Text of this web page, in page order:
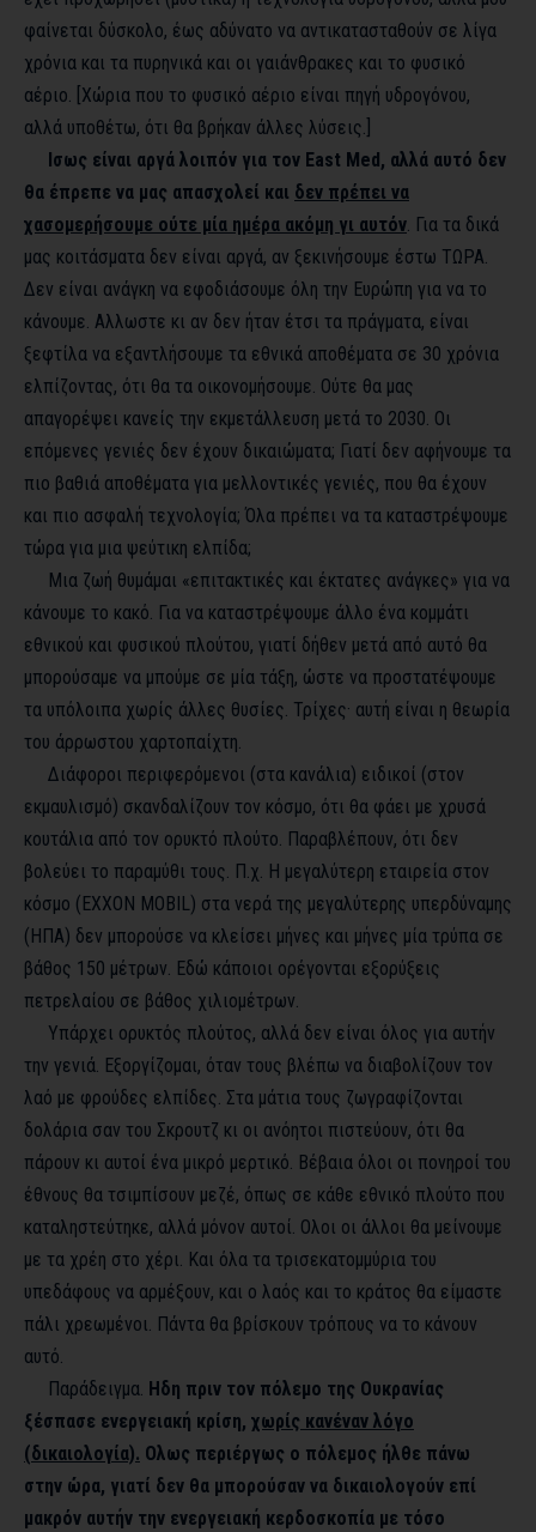
φαίνεται δύσκολο, έως αδύνατο να αντικατασταθούν σε λίγα
χρόνια και τα πυρηνικά και οι γαιάνθρακες και το φυσικό
αέριο. [Χώρια που το φυσικό αέριο είναι πηγή υδρογόνου,
αλλά υποθέτω, ότι θα βρήκαν άλλες λύσεις.]
Ισως είναι αργά λοιπόν για τον East Med , αλλά αυτό δεν
θα έπρεπε να μας απασχολεί και δεν πρέπει να
χασομερήσουμε ούτε μία ημέρα ακόμη γι αυτόν. Για τα δικά
μας κοιτάσματα δεν είναι αργά, αν ξεκινήσουμε έστω ΤΩΡΑ.
Δεν είναι ανάγκη να εφοδιάσουμε όλη την Ευρώπη για να το
κάνουμε. Αλλωστε κι αν δεν ήταν έτσι τα πράγματα, είναι
ξεφτίλα να εξαντλήσουμε τα εθνικά αποθέματα σε 30 χρόνια
ελπίζοντας, ότι θα τα οικονομήσουμε. Ούτε θα μας
απαγορέψει κανείς την εκμετάλλευση μετά το 2030. Οι
επόμενες γενιές δεν έχουν δικαιώματα; Γιατί δεν αφήνουμε τα
πιο βαθιά αποθέματα για μελλοντικές γενιές, που θα έχουν
και πιο ασφαλή τεχνολογία; Όλα πρέπει να τα καταστρέψουμε
τώρα για μια ψεύτικη ελπίδα;
Μια ζωή θυμάμαι «επιτακτικές και έκτατες ανάγκες» για να
κάνουμε το κακό. Για να καταστρέψουμε άλλο ένα κομμάτι
εθνικού και φυσικού πλούτου, γιατί δήθεν μετά από αυτό θα
μπορούσαμε να μπούμε σε μία τάξη, ώστε να προστατέψουμε
τα υπόλοιπα χωρίς άλλες θυσίες. Τρίχες· αυτή είναι η θεωρία
του άρρωστου χαρτοπαίχτη.
Διάφοροι περιφερόμενοι (στα κανάλια) ειδικοί (στον
εκμαυλισμό) σκανδαλίζουν τον κόσμο, ότι θα φάει με χρυσά
κουτάλια από τον ορυκτό πλούτο. Παραβλέπουν, ότι δεν
βολεύει το παραμύθι τους. Π.χ. Η μεγαλύτερη εταιρεία στον
κόσμο ( EXXON MOBIL) στα νερά της μεγαλύτερης υπερδύναμης
(ΗΠΑ) δεν μπορούσε να κλείσει μήνες και μήνες μία τρύπα σε
βάθος 150 μέτρων. Εδώ κάποιοι ορέγονται εξορύξεις
πετρελαίου σε βάθος χιλιομέτρων.
Υπάρχει ορυκτός πλούτος, αλλά δεν είναι όλος για αυτήν
την γενιά. Εξοργίζομαι, όταν τους βλέπω να διαβολίζουν τον
λαό με φρούδες ελπίδες. Στα μάτια τους ζωγραφίζονται
δολάρια σαν του Σκρουτζ κι οι ανόητοι πιστεύουν, ότι θα
πάρουν κι αυτοί ένα μικρό μερτικό. Βέβαια όλοι οι πονηροί του
έθνους θα τσιμπίσουν μεζέ, όπως σε κάθε εθνικό πλούτο που
καταληστεύτηκε, αλλά μόνον αυτοί. Ολοι οι άλλοι θα μείνουμε
με τα χρέη στο χέρι. Και όλα τα τρισεκατομμύρια του
υπεδάφους να αρμέξουν, και ο λαός και το κράτος θα είμαστε
πάλι χρεωμένοι. Πάντα θα βρίσκουν τρόπους να το κάνουν
αυτό.
Παράδειγμα. Ηδη πριν τον πόλεμο της Ουκρανίας
ξέσπασε ενεργειακή κρίση, χωρίς κανέναν λόγο
(δικαιολογία). Ολως περιέργως ο πόλεμος ήλθε πάνω
στην ώρα, γιατί δεν θα μπορούσαν να δικαιολογούν επί
μακρόν αυτήν την ενεργειακή κερδοσκοπία με τόσο